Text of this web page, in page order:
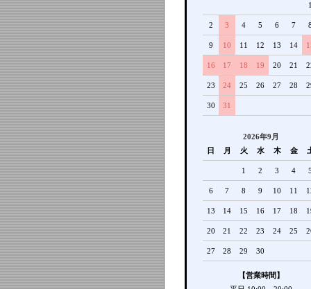
1
2 3 4 5 6 7 8
9 10 11 12 13 14
16 17 18 19 20 21
23 24 25 26 27 28
30 31
2026年9月
日
月 火 水 木 金
1 2 3 4 5
6 7 8 9 10 11
13 14 15 16 17 18
20 21 22 23 24 25
27 28 29 30
【営業時間】